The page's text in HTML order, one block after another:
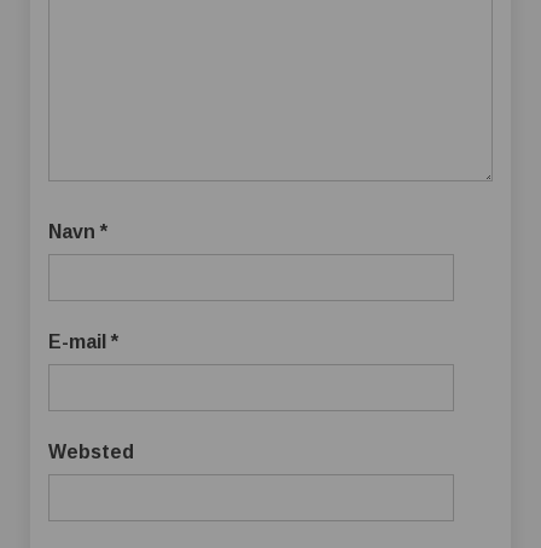
Navn *
E-mail *
Websted